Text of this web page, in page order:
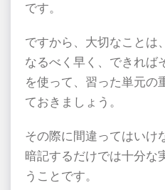
です。
ですから、大切なことは
なるべく早く、できれば
を使って、習った単元の
ておきましょう。
その際に間違ってはいけ
暗記するだけでは十分な
うことです。